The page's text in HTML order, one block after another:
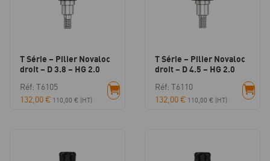
T Série – Pilier Novaloc
droit – D 3.8 – HG 2.0
Réf: T6105
132,00€ 110,00 € (HT)
T Série – Pilier Novaloc
droit – D 4.5 – HG 2.0
Réf: T6110
132,00€ 110,00 € (HT)